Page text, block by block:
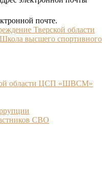
почте.
Тверской области
высшего спортивного
области ЦСП «ШВСМ»
СВО